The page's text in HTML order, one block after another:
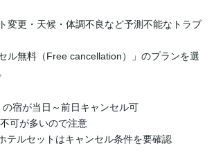
変更・天候・体調不良など予測不能なトラブ
ル無料（Free cancellation）」のプランを選
の宿が当日～前日キャンセル可
可が多いので注意
テルセットはキャンセル条件を要確認